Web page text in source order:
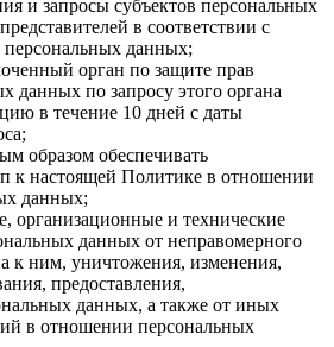
и запросы субъектов персональных
в соответствии с
персональных данных;
орган по защите прав
данных по запросу этого органа
в течение 10 дней с даты
образом обеспечивать
к настоящей Политике в отношении
данных;
организационные и технические
данных от неправомерного
к ним, уничтожения, изменения,
предоставления,
данных, а также от иных
в отношении персональных